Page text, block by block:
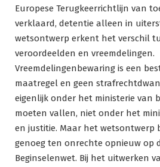
Europese Terugkeerrichtlijn van
verklaard, detentie alleen in
wetsontwerp erkent het verschil
veroordeelden en vreemdelingen.
Vreemdelingenbewaring is een
maatregel en geen
eigenlijk onder het ministerie van
moeten vallen, niet onder het
en justitie. Maar het wetsontwerp
genoeg ten onrechte opnieuw op
Beginselenwet. Bij het uitwerken